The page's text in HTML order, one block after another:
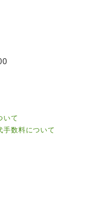
いて
数料について